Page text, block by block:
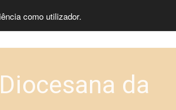
como utilizador.
da